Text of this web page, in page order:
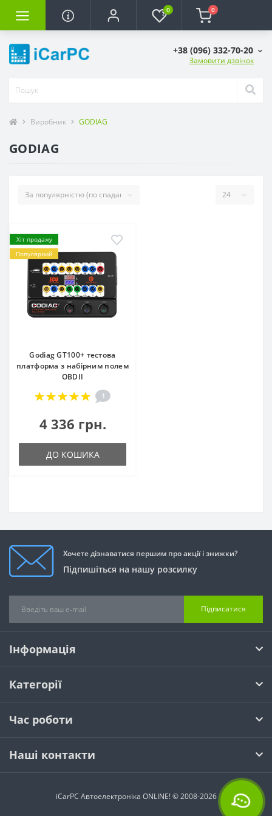
0 0
+38 (096) 332-70-20
Замовити дзвінок
Виробник GODIAG
GODIAG
Хіт продажу
Популярний
Godiag GT100+ тестова
платформа з набірним полем
OBDII
1
4 336 грн.
ДО КОШИКА
Хочете дізнаватися першим про акції і знижки?
Підпишіться на нашу розсилку
Підписатися
Інформація
Категорії
Час роботи
Наші контакти
iCarPC Автоелектроніка ONLINE! © 2008-2026